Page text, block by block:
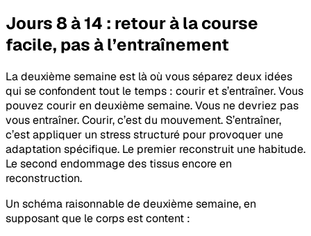
Jours 8 à 14 : retour à la course
facile, pas à l’entraînement
La deuxième semaine est là où vous séparez deux idées
qui se confondent tout le temps : courir et s’entraîner. Vous
pouvez courir en deuxième semaine. Vous ne devriez pas
vous entraîner. Courir, c’est du mouvement. S’entraîner,
c’est appliquer un stress structuré pour provoquer une
adaptation spécifique. Le premier reconstruit une habitude.
Le second endommage des tissus encore en
reconstruction.
Un schéma raisonnable de deuxième semaine, en
supposant que le corps est content :